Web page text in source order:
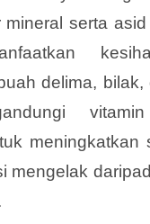
mineral serta
delima, bilak,
meningkatkan
mengelak